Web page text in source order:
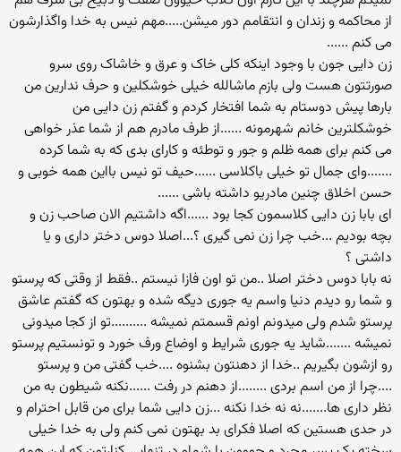
از محاکمه و زندان و انتقامم دور میشن.....مهم نیس به خدا واگذارشون
می کنم ......
زن دایی جون با وجود اینکه کلی خاک و عرق و خاشاک روی سرو
صورتتون هست ولی بازم ماشالله خیلی خوشکلین و حرف ندارین من
بارها پیش دوستام به شما افتخار کردم و گفتم زن دایی من
خوشکلترین خانم شهرمونه ......از طرف مادرم هم از شما عذر خواهی
می کنم برای همه ظلم و جور و توطئه و کارای بدی که به شما کرده
.......وای جمال تو خیلی باکلاسی ......حیف تو نیس بااین همه خوبی و
حسن اخلاق چنین مادریو داشته باشی ......
ای بابا زن دایی کلاسمون کجا بود ......اگه داشتیم الان صاحب زن و
بچه بودیم ...خب چرا زن نمی گیری ؟...اصلا دوس دختر داری و یا
داشتی ؟
نه بابا دوس دختر اصلا ..من تو اون فازا نیستم ..فقط از وقتی که پرستو
و شما رو دیدم دنیا واسم یه جوری دیگه شده و بهتون که گفتم عاشق
پرستو شدم ولی میدونم اونم قسمتم نمیشه ..........تو از کجا میدونی
نمیشه .......شاید یه جوری شرایط و اوضاع ورف خورد و تونستیم پرستو
رو ازشون بگیریم ..خدا از دهنتون بشنوه ....خب گفتی من و پرستو
....چرا از من اسم بردی ........از دهنم در رفت ......نکنه شیطون به من
نظر داری ها.......نه نه خدا نکنه ...زن دایی شما برای من قابل احترام و
در حدی هستین که اصلا فکرای بد بهتون نمی کنم ولی به خدا خیلی